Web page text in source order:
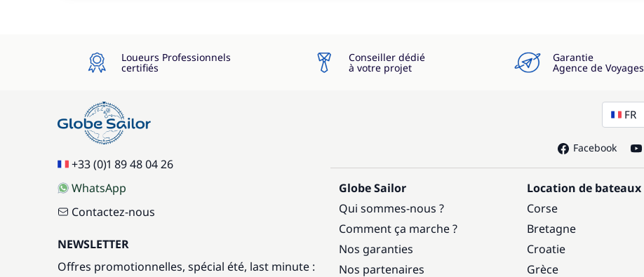
Loueurs Professionnels
certifiés
Conseiller dédié
à votre projet
Garantie
Agence de Voyages
+33 (0)1 89 48 04 26
WhatsApp
Contactez-nous
NEWSLETTER
Offres promotionnelles, spécial été, last minute :
FR
Facebook
Globe Sailor
Qui sommes-nous ?
Comment ça marche ?
Nos garanties
Nos partenaires
Location de bateaux
Corse
Bretagne
Croatie
Grèce